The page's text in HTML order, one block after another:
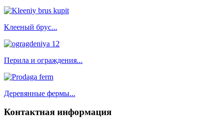
Клееный брус...
Перила и ограждения...
Деревянные фермы...
Контактная информация